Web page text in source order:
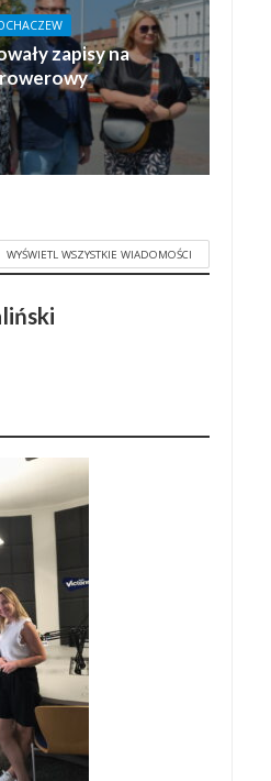
zapisy na
WYŚWIETL WSZYSTKIE WIADOMOŚCI